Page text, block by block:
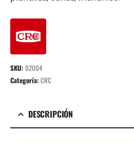
SKU:02004
Categoría:CRC
DESCRIPCIÓN